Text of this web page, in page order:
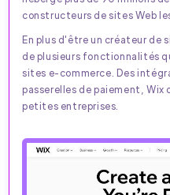
constructeurs de sites Web
En plus d'être un créateur de
de plusieurs fonctionnalités
sites e-commerce. Des
passerelles de paiement,
petites entreprises.